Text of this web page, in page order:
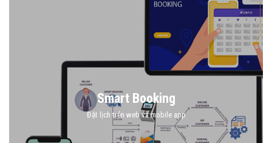
Smart Booking
Đặt lịch trên web và mobile app